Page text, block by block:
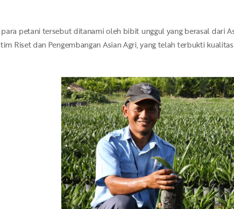
petani tersebut ditanami oleh bibit unggul yang berasal dari
Riset dan Pengembangan Asian Agri, yang telah terbukti